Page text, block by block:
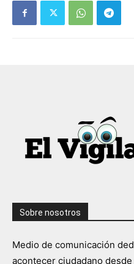
Sobre nosotros
Medio de comunicación
acontecer ciudadano